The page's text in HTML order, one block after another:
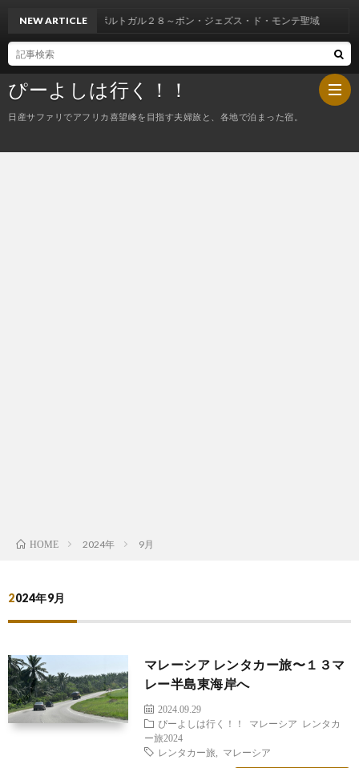
ぴーよしは行く！！
日産サファリでアフリカ喜望峰を目指す夫婦旅と、各地で泊まった宿。
NEW ARTICLEポルトガル２８～ボン・ジェズス・ド・モンテ聖域
HOME 2024年 9月
2024年9月
マレーシア レンタカー旅〜１３マ
レー半島東海岸へ
2024.09.29
ぴーよしは行く！！
マレーシア レンタカ
ー旅2024
レンタカー旅
マレーシア